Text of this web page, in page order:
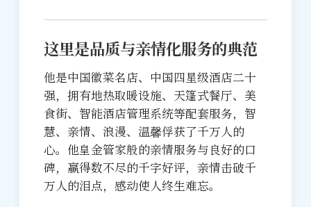
这里是品质与亲情化服务的典范
他是中国徽菜名店、中国四星级酒店二十
强，拥有地热取暖设施、天篷式餐厅、美
食街、智能酒店管理系统等配套服务，智
慧、亲情、浪漫、温馨俘获了千万人的
心。他皇金管家般的亲情服务与良好的口
碑，赢得数不尽的千字好评，亲情击破千
万人的泪点，感动使人终生难忘。